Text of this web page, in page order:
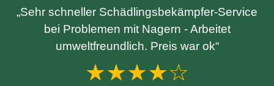
„Sehr schneller Schädlingsbekämpfer-Service
bei Problemen mit Nagern - Arbeitet
umweltfreundlich. Preis war ok“
★★★★☆